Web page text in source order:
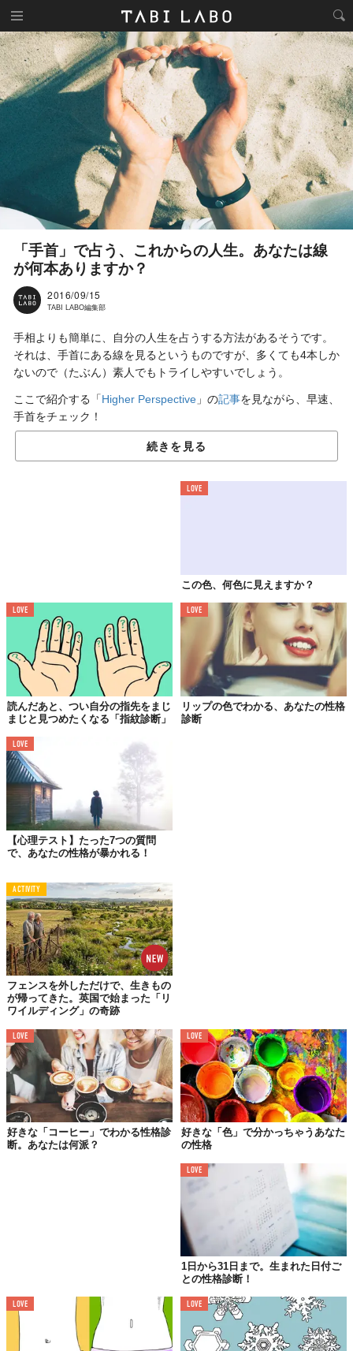
「手首」で占う、これからの人生。あなたは線
が何本ありますか？
2016/09/15
TABI LABO編集部
手相よりも簡単に、自分の人生を占うする方法があるそうです。
それは、手首にある線を見るというものですが、多くても4本しか
ないので（たぶん）素人でもトライしやすいでしょう。
ここで紹介する「Higher Perspective 」の記事を見ながら、早速、
手首をチェック！
たいていの人たちは、手首に2〜3本の線があります。手のひらに
最も近い1本目の線は最も注目すべきだと言えます。あなたの健康
状態を示しているからです。
もしこの線が太く、長ければ、健康そのもの。
一方、ある時点で2本に分裂していたり、途切れている場合は、生
活を変えたいという気持ちの表れ。他にも途切れている線がある
とすれば何をしても夢が叶わないという印…、かもしれません。
2本目の線が意味するもの
次は2本目の線。太く、長いという人はいずれ幸福や成功
れられるでしょう。また、 くっきりと目立った線を持つ人は、富
や財産を得るチャンスに恵まれていると言えます。
分裂していたり途切れていれば、お金に苦労する人生になる可能
性が…。
3本目の線が意味するもの
続きを見る
LOVE
この色、何色に見えますか？
LOVE
読んだあと、つい自分の指先をまじ
まじと見つめたくなる「指紋診断」
LOVE
リップの色でわかる、あなたの性格
診断
LOVE
【心理テスト】たった7つの質問
で、あなたの性格が暴かれる！
ACTIVITY
フェンスを外しただけで、生きもの
が帰ってきた。英国で始まった「リ
ワイルディング」の奇跡
LOVE
好きな「コーヒー」でわかる性格診
断。あなたは何派？
LOVE
好きな「色」で分かっちゃうあなた
の性格
LOVE
1日から31日まで。生まれた日付ご
との性格診断！
LOVE LOVE